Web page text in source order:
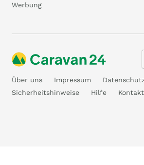
Werbung
Über uns Impressum
Sicherheitshinweise
Hilfe Kontakt